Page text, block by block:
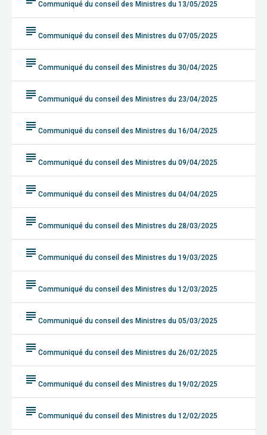
Communiqué du conseil des Ministres du 13/05/2025
subject Communiqué du conseil des Ministres du 07/05/2025
subject Communiqué du conseil des Ministres du 30/04/2025
subject Communiqué du conseil des Ministres du 23/04/2025
subject Communiqué du conseil des Ministres du 16/04/2025
subject Communiqué du conseil des Ministres du 09/04/2025
subject Communiqué du conseil des Ministres du 04/04/2025
subject Communiqué du conseil des Ministres du 28/03/2025
subject Communiqué du conseil des Ministres du 19/03/2025
subject Communiqué du conseil des Ministres du 12/03/2025
subject Communiqué du conseil des Ministres du 05/03/2025
subject Communiqué du conseil des Ministres du 26/02/2025
subject Communiqué du conseil des Ministres du 19/02/2025
subject Communiqué du conseil des Ministres du 12/02/2025